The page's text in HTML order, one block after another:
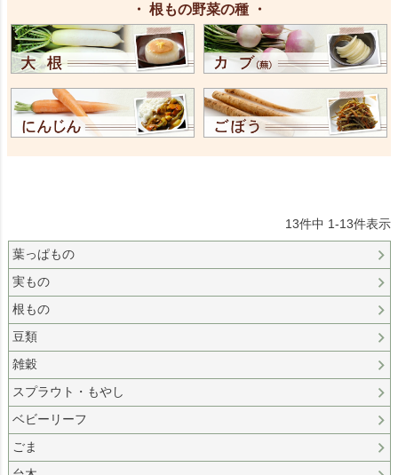
・ 根もの野菜の種 ・
13件中 1-13件表示
葉っぱもの
実もの
根もの
豆類
雑穀
スプラウト・もやし
ベビーリーフ
ごま